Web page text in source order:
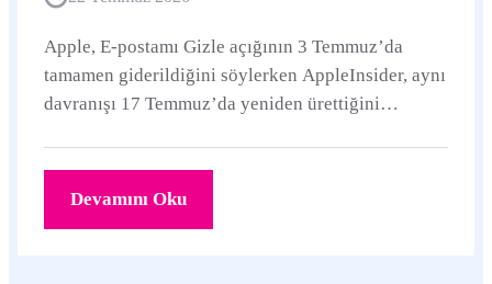
Apple, E-postamı Gizle açığının 3 Temmuz’da
tamamen giderildiğini söylerken AppleInsider, aynı
davranışı 17 Temmuz’da yeniden ürettiğini
günlüklerinin taşıdığı risk açıklığa kavuşmuş değil.
Devamını Oku